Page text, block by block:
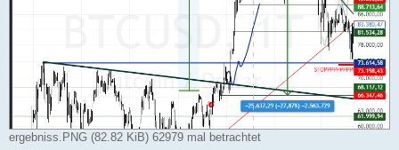
ergebniss.PNG (82.82 KiB) 62979 mal betrachtet